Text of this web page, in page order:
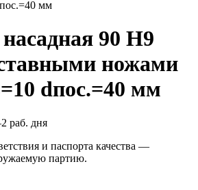
мм
90 Н9
ножами
dпос.=40 мм
раб. дня
и паспорта качества —
партию.